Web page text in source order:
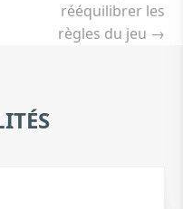
rééquilibrer les
règles du jeu →